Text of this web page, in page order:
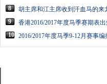
8
胡主席和江主席收到汗血马的来
9
香港2016/2017年度马季赛期表
10 2016/2017年度马季9-12月赛事